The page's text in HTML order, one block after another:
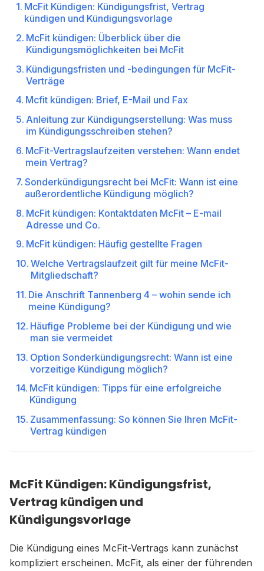
McFit Kündigen: Kündigungsfrist, Vertrag
kündigen und Kündigungsvorlage
McFit kündigen: Überblick über die
Kündigungsmöglichkeiten bei McFit
Kündigungsfristen und -bedingungen für McFit-
Verträge
Mcfit kündigen: Brief, E-Mail und Fax
Anleitung zur Kündigungserstellung: Was muss
im Kündigungsschreiben stehen?
McFit-Vertragslaufzeiten verstehen: Wann endet
mein Vertrag?
Sonderkündigungsrecht bei McFit: Wann ist eine
außerordentliche Kündigung möglich?
McFit kündigen: Kontaktdaten McFit – E-mail
Adresse und Co.
McFit kündigen: Häufig gestellte Fragen
Welche Vertragslaufzeit gilt für meine McFit-
Mitgliedschaft?
Die Anschrift Tannenberg 4 – wohin sende ich
meine Kündigung?
Häufige Probleme bei der Kündigung und wie
man sie vermeidet
Option Sonderkündigungsrecht: Wann ist eine
vorzeitige Kündigung möglich?
McFit kündigen: Tipps für eine erfolgreiche
Kündigung
Zusammenfassung: So können Sie Ihren McFit-
Vertrag kündigen
McFit Kündigen: Kündigungsfrist,
Vertrag kündigen und
Kündigungsvorlage
Die Kündigung eines McFit-Vertrags kann zunächst
kompliziert erscheinen. McFit, als einer der führenden